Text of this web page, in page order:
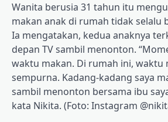
Wanita berusia 31 tahun itu
makan anak di rumah tidak selalu
Ia mengatakan, kedua anaknya
depan TV sambil menonton.
waktu makan. Di rumah ini, waktu
sempurna. Kadang-kadang saya
sambil menonton bersama ibu
kata Nikita. (Foto: Instagram